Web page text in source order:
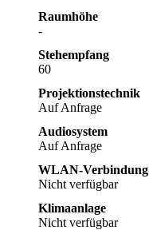
Raumhöhe
-
Stehempfang
60
Projektionstechnik
Auf Anfrage
Audiosystem
Auf Anfrage
WLAN-Verbindung
Nicht verfügbar
Klimaanlage
Nicht verfügbar